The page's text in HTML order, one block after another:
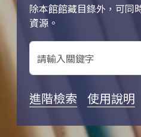
除本館館藏目錄外，可同
資源。
關鍵字搜尋
進階檢索 使用說明